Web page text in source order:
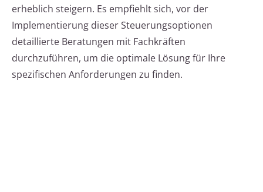
erheblich steigern. Es empfiehlt sich, vor der
Implementierung dieser Steuerungsoptionen
detaillierte Beratungen mit Fachkräften
durchzuführen, um die optimale Lösung für Ihre
spezifischen Anforderungen zu finden.